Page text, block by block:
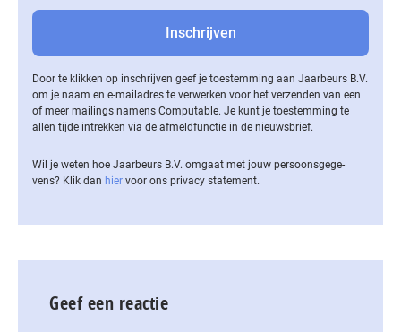
Door te klikken op inschrijven geef je toestemming aan Jaarbeurs B.V.
om je naam en e-mailadres te verwerken voor het verzenden van een
of meer mailings namens Computable. Je kunt je toestemming te
allen tijde intrekken via de af­meld­func­tie in de nieuwsbrief.
Wil je weten hoe Jaarbeurs B.V. omgaat met jouw per­soons­ge­ge­
vens? Klik dan hier voor ons privacy statement.
Geef een reactie